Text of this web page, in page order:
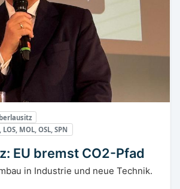
LOS, MOL, OSL, SPN
EU bremst CO2-Pfad
in Industrie und neue Technik.